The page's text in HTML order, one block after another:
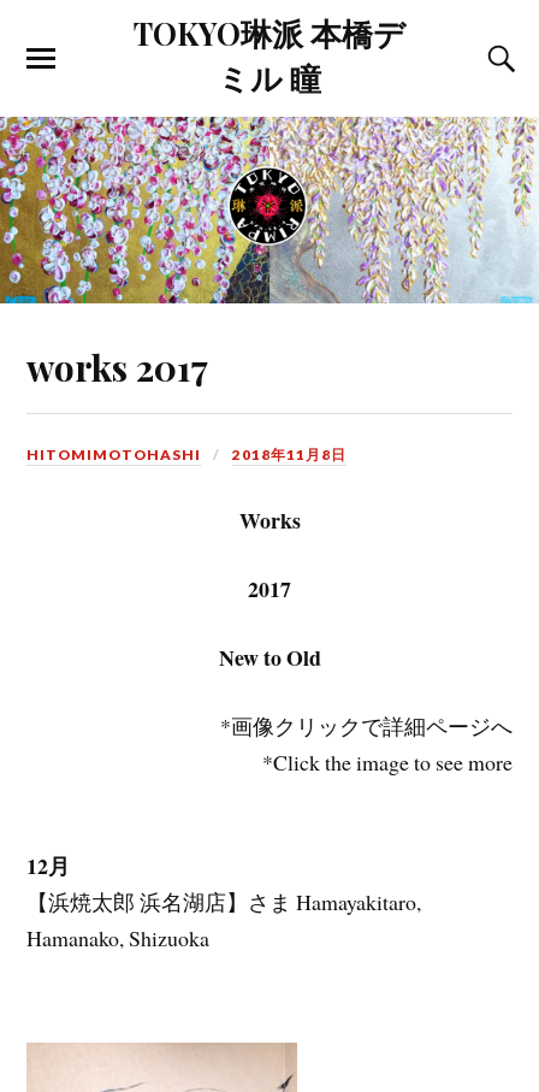
TOKYO琳派 本橋デ
ミル 瞳
works 2017
HITOMIMOTOHASHI 2018年11月8日
Works
2017
New to Old
*画像クリックで詳細ページへ
*Click the image to see more
12月
【浜焼太郎 浜名湖店】さま Hamayakitaro,
Hamanako, Shizuoka